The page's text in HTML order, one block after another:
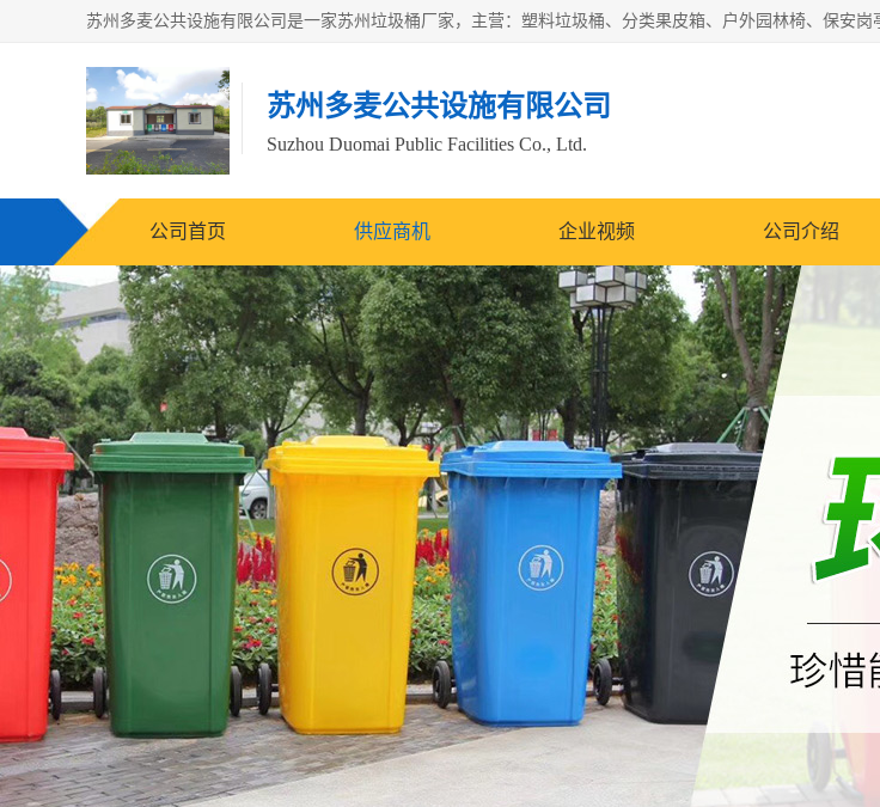
苏州多麦公共设施有限公司
Suzhou Duomai Public Facilities Co., Ltd.
公司首页 供应商机 企业视频 公司介绍